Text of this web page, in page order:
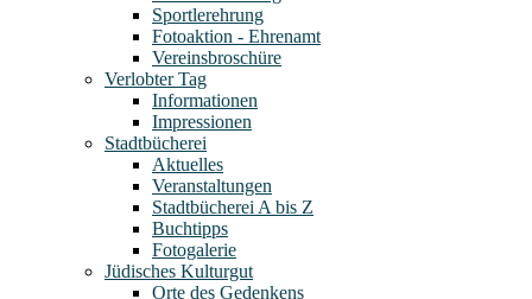
Sportlerehrung
Fotoaktion - Ehrenamt
Vereinsbroschüre
Verlobter Tag
Informationen
Impressionen
Stadtbücherei
Aktuelles
Veranstaltungen
Stadtbücherei A bis Z
Buchtipps
Fotogalerie
Jüdisches Kulturgut
Orte des Gedenkens